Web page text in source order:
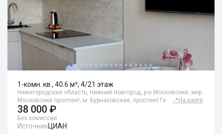
1-комн. кв., 40.6 м², 4/21 этаж
Нижегородская область, Нижний Новгород, р-н Московский, мкр.
Московский проспект, м. Бурнаковская, проспект Ге… 📍 На карте
38 000 ₽
Без комиссии
ИсточникЦИАН